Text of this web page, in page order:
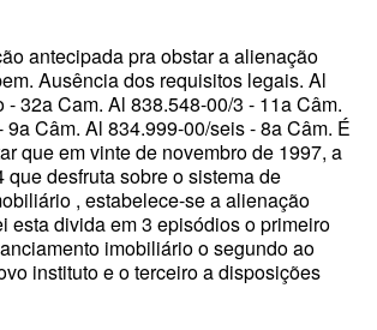
antecipada pra obstar a alienação
Ausência dos requisitos legais. Al
- 32a Cam. Al 838.548-00/3 - 11a Câm.
9a Câm. Al 834.999-00/seis - 8a Câm. É
que em vinte de novembro de 1997, a
que desfruta sobre o sistema de
, estabelece-se a alienação
esta divida em 3 episódios o primeiro
imobiliário o segundo ao
instituto e o terceiro a disposições